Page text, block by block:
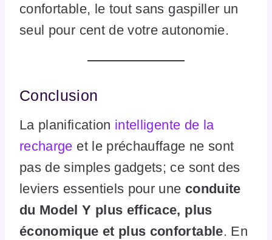
confortable, le tout sans gaspiller un
seul pour cent de votre autonomie.
Conclusion
La planification intelligente de la
recharge et le préchauffage ne sont
pas de simples gadgets; ce sont des
leviers essentiels pour une conduite
du Model Y plus efficace, plus
économique et plus confortable. En